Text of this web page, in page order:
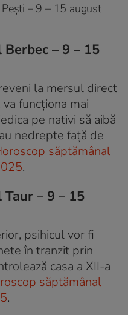
– 9 – 15 august
– 9 – 15
la mersul direct
funcționa mai
pe nativi să aibă
nedrepte față de
săptămânal
.
– 9 – 15
psihicul vor fi
în tranzit prin
casa a XII-a
săptămânal
.